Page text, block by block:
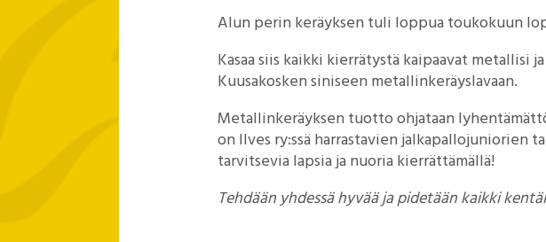
Alun perin keräyksen tuli loppua toukokuun
Kasaa siis kaikki kierrätystä kaipaavat
Kuusakosken siniseen metallinkeräyslavaan.
Metallinkeräyksen tuotto ohjataan
on Ilves ry:ssä harrastavien
tarvitsevia lapsia ja nuoria kierrättämällä!
Tehdään yhdessä hyvää ja pidetään kaikki